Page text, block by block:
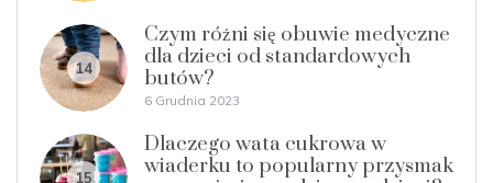
14
Czym różni się obuwie medyczne
dla dzieci od standardowych
butów?
6 Grudnia 2023
15
Dlaczego wata cukrowa w
wiaderku to popularny przysmak